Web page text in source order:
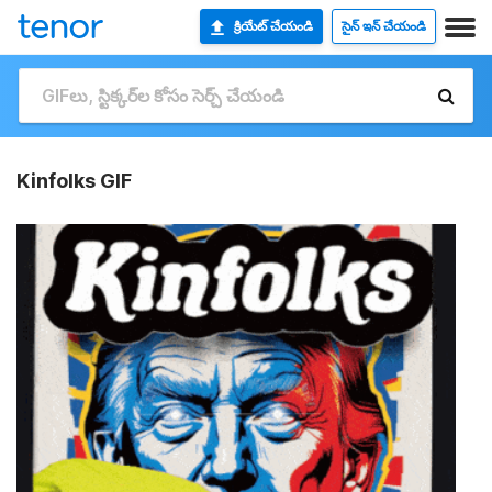
క్రియేట్ చేయండి సైన్ ఇన్ చేయండి
Kinfolks GIF